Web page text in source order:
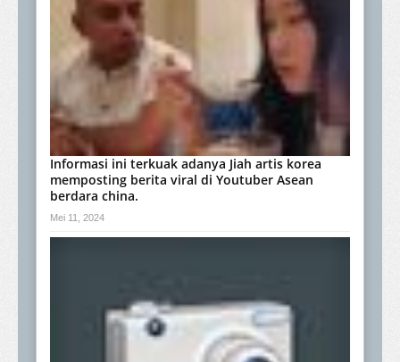
Informasi ini terkuak adanya Jiah artis korea
memposting berita viral di Youtuber Asean
berdara china.
Mei 11, 2024